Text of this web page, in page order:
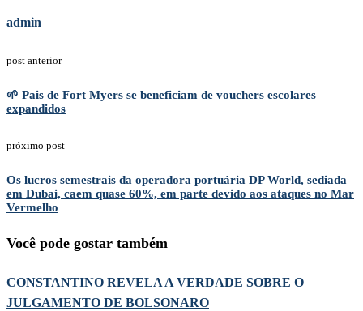
admin
post anterior
🌱 Pais de Fort Myers se beneficiam de vouchers escolares
expandidos
próximo post
Os lucros semestrais da operadora portuária DP World, sediada
em Dubai, caem quase 60%, em parte devido aos ataques no Mar
Vermelho
Você pode gostar também
CONSTANTINO REVELA A VERDADE SOBRE O
JULGAMENTO DE BOLSONARO